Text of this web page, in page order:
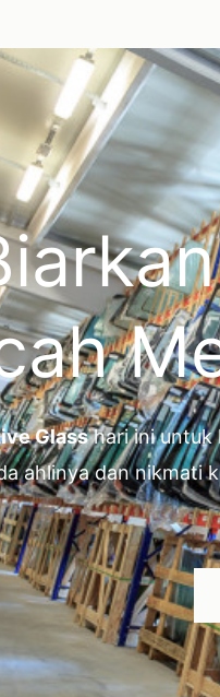
Glasshari ini untuk
ahlinya dan nikmati